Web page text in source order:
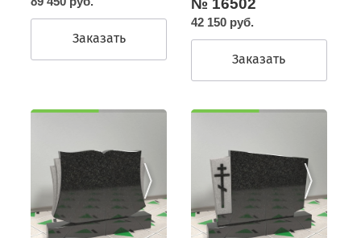
Заказать
42 150 руб.
Заказать